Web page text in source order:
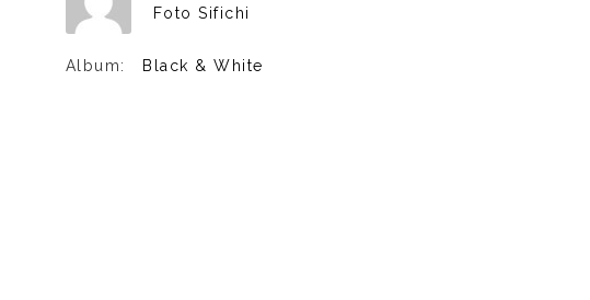
Foto Sifichi
Album: Black & White